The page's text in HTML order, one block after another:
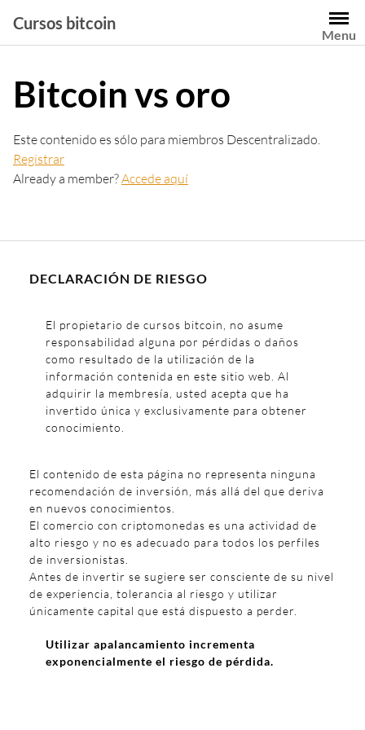
contenido
Cursos bitcoin
Menu
Bitcoin vs oro
Este contenido es sólo para miembros Descentralizado.
Registrar
Already a member?Accede aquí
DECLARACIÓN DE RIESGO
El propietario de cursos bitcoin, no asume
responsabilidad alguna por pérdidas o daños
como resultado de la utilización de la
información contenida en este sitio web. Al
adquirir la membresía, usted acepta que ha
invertido única y exclusivamente para obtener
conocimiento.
El contenido de esta página no representa ninguna
recomendación de inversión, más allá del que deriva
en nuevos conocimientos.
El comercio con criptomonedas es una actividad de
alto riesgo y no es adecuado para todos los perfiles
de inversionistas.
Antes de invertir se sugiere ser consciente de su nivel
de experiencia, tolerancia al riesgo y utilizar
únicamente capital que está dispuesto a perder.
Utilizar apalancamiento incrementa
exponencialmente el riesgo de pérdida.